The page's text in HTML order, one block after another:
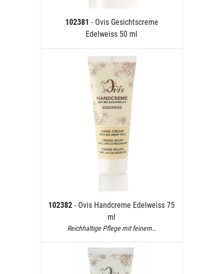
102381 - Ovis Gesichtscreme
Edelweiss 50 ml
102382 - Ovis Handcreme Edelweiss 75
ml
Reichhaltige Pflege mit feinem…